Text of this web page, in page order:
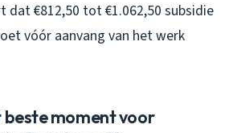
dat €812,50 tot €1.062,50 subsidie
vóór aanvang van het werk
beste moment voor